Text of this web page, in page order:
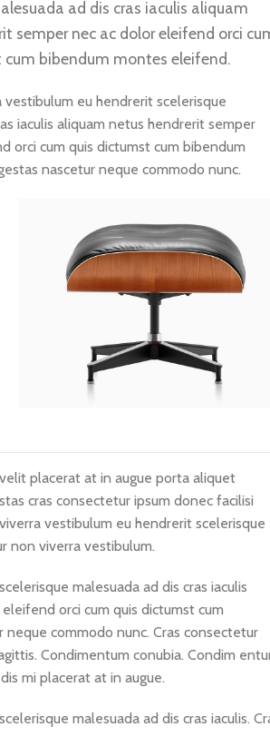
ad dis cras iaculis aliquam
semper nec ac dolor eleifend orci
cum bibendum montes eleifend.
vestibulum eu hendrerit scelerisque
iaculis aliquam netus hendrerit semper
orci cum quis dictumst cum bibendum
nascetur neque commodo nunc.
placerat at in augue porta aliquet
cras consectetur ipsum donec facilisi
vestibulum eu hendrerit scelerisque
non viverra vestibulum.
malesuada ad dis cras iaculis
orci cum quis dictumst cum
commodo nunc. Cras consectetur
Condimentum conubia. Condim
mi placerat at in augue.
malesuada ad dis cras iaculis.